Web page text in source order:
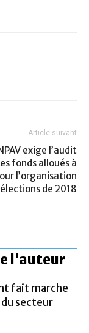
Article suivant
exige l’audit
fonds alloués à
l’organisation
de 2018
l'auteur
fait marche
secteur